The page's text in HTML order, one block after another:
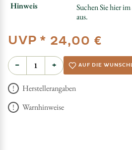
Hinweis
Suchen Sie hier
aus.
UVP * 24,00 €
− + AUF DIE
Herstellerangaben
Warnhinweise